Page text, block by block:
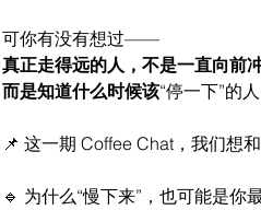
可你有没有想过——
真正走得远的人，不是一直向前
而是知道什么时候该“停一下”的人
📌 这一期 Coffee Chat，我们想
🔹 为什么“慢下来”，也可能是你